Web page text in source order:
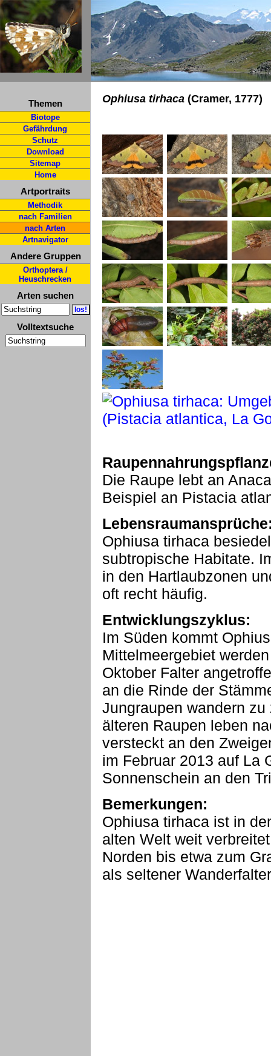
Themen
Biotope
Gefährdung
Schutz
Download
Sitemap
Home
Artportraits
Methodik
nach Familien
nach Arten
Artnavigator
Andere Gruppen
Orthoptera /
Heuschrecken
Arten suchen
Volltextsuche
Ophiusa tirhaca (Cramer, 1777)
Die Raupe lebt an
Beispiel an Pistacia
Ophiusa tirhaca
subtropische Habitate.
in den Hartlaubzonen
oft recht häufig.
Entwicklungszyklus:
Im Süden kommt
Mittelmeergebiet
Oktober Falter
an die Rinde der
Jungraupen wandern
älteren Raupen leben
versteckt an den
im Februar 2013 auf La
Sonnenschein an den
Bemerkungen:
Ophiusa tirhaca ist in
alten Welt weit
Norden bis etwa zum
als seltener